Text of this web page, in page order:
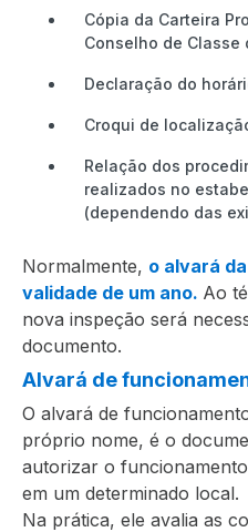
Cópia da Carteira
Conselho de Classe
Declaração do
Croqui de
Relação dos
realizados no
(dependendo das
Normalmente, o alvará
validade de um ano. Ao
nova inspeção será
documento.
Alvará de
O alvará de
próprio nome, é o
autorizar o
em um determinado local.
Na prática, ele avalia as